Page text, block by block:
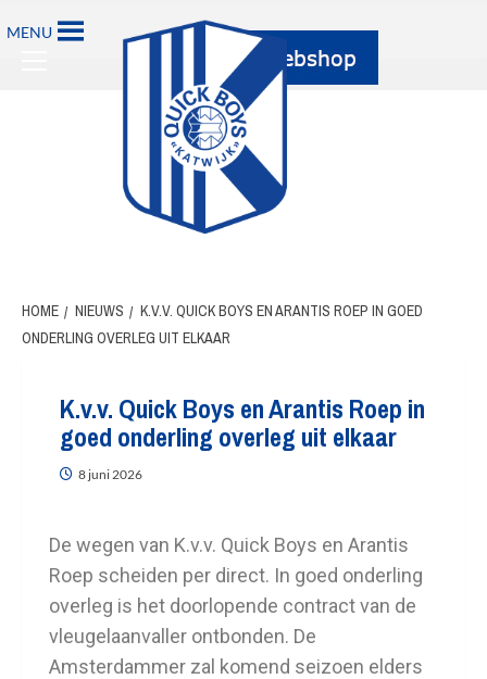
MENU
HOME NIEUWS
K.V.V. QUICK BOYS EN ARANTIS ROEP IN GOED
ONDERLING OVERLEG UIT ELKAAR
K.v.v. Quick Boys en Arantis Roep in
goed onderling overleg uit elkaar
8 juni 2026
De wegen van K.v.v. Quick Boys en Arantis
Roep scheiden per direct. In goed onderling
overleg is het doorlopende contract van de
vleugelaanvaller ontbonden. De
Amsterdammer zal komend seizoen elders